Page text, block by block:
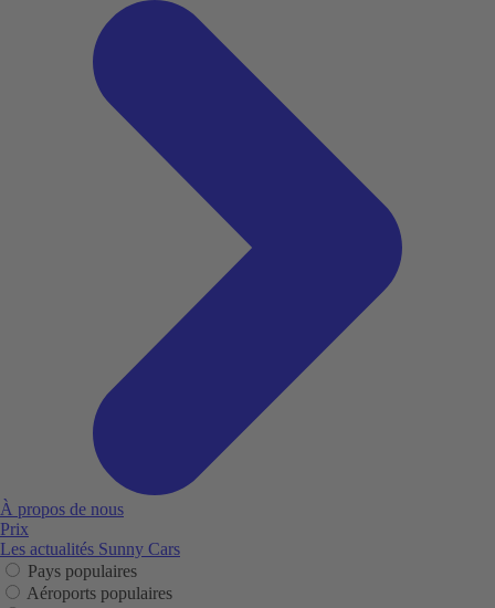
À propos de nous
Prix
Les actualités Sunny Cars
Pays populaires
Aéroports populaires